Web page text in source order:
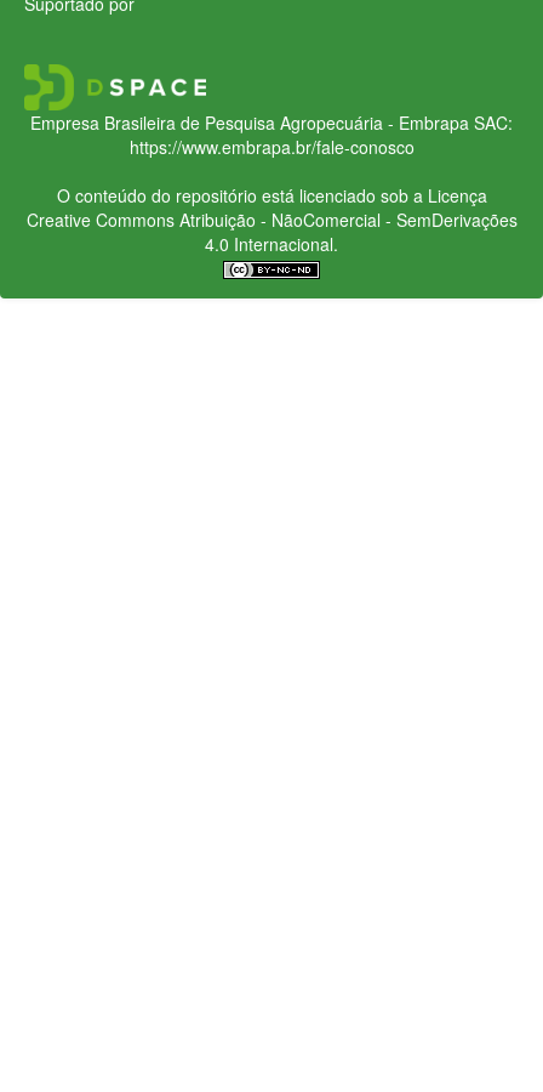
Empresa Brasileira de Pesquisa Agropecuária - Embrapa SAC:
https://www.embrapa.br/fale-conosco
O conteúdo do repositório está licenciado sob a Licença
Creative CommonsAtribuição - NãoComercial - SemDerivações
4.0 Internacional.